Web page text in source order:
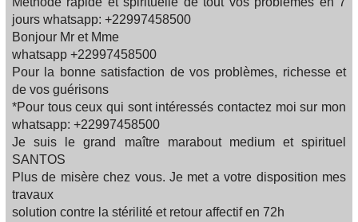
jours whatsapp: +22997458500
Bonjour Mr et Mme
whatsapp +22997458500
Pour la bonne satisfaction de vos problèmes, richesse et
de vos guérisons
*Pour tous ceux qui sont intéressés contactez moi sur mon
whatsapp: +22997458500
Je suis le grand maître marabout medium et spirituel
SANTOS
Plus de misère chez vous. Je met a votre disposition mes
travaux
solution contre la stérilité et retour affectif en 72h